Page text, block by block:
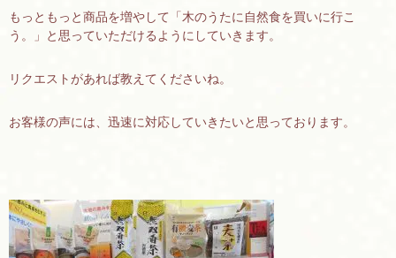
もっともっと商品を増やして「木のうたに自然食を買いに行こ
う。」と思っていただけるようにしていきます。
リクエストがあれば教えてくださいね。
お客様の声には、迅速に対応していきたいと思っております。